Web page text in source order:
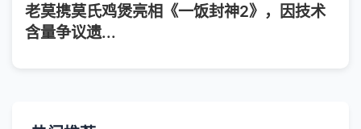
老莫携莫氏鸡煲亮相《一饭封神2》，因技术
含量争议遗...